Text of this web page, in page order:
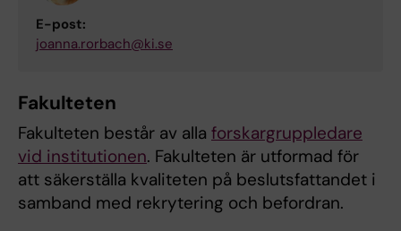
E-post:
joanna.rorbach@ki.se
Fakulteten
Fakulteten består av alla forskargruppledare
vid institutionen. Fakulteten är utformad för
att säkerställa kvaliteten på beslutsfattandet i
samband med rekrytering och befordran.